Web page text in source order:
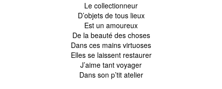
Le collectionneur
D’objets de tous lieux
Est un amoureux
De la beauté des choses
Dans ces mains virtuoses
Elles se laissent restaurer
J’aime tant voyager
Dans son p’tit atelier